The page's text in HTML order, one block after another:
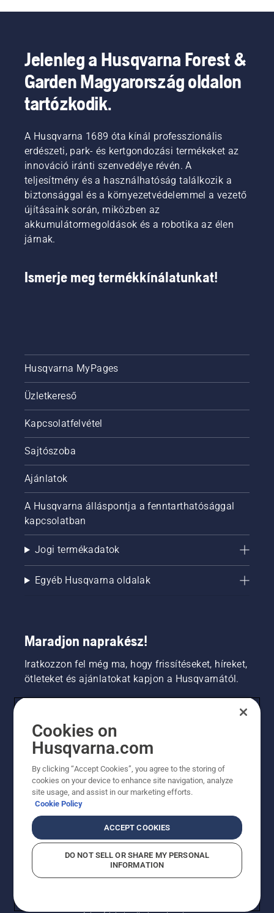
Jelenleg a Husqvarna Forest &
Garden Magyarország oldalon
tartózkodik.
A Husqvarna 1689 óta kínál professzionális
erdészeti, park- és kertgondozási termékeket az
innováció iránti szenvedélye révén. A
teljesítmény és a használhatóság találkozik a
biztonsággal és a környezetvédelemmel a vezető
újításaink során, miközben az
akkumulátormegoldások és a robotika az élen
járnak.
Ismerje meg termékkínálatunkat!
Husqvarna MyPages
Üzletkereső
Kapcsolatfelvétel
Sajtószoba
Ajánlatok
A Husqvarna álláspontja a fenntarthatósággal
kapcsolatban
Jogi termékadatok
Egyéb Husqvarna oldalak
Maradjon naprakész!
Iratkozzon fel még ma, hogy frissítéseket, híreket,
ötleteket és ajánlatokat kapjon a Husqvarnától.
PROFESSZIONÁLIS
Cookies on
Husqvarna.com
By clicking “Accept Cookies”, you agree to the storing of
cookies on your device to enhance site navigation, analyze
site usage, and assist in our marketing efforts.
Cookie Policy
ACCEPT COOKIES
DO NOT SELL OR SHARE MY PERSONAL
INFORMATION